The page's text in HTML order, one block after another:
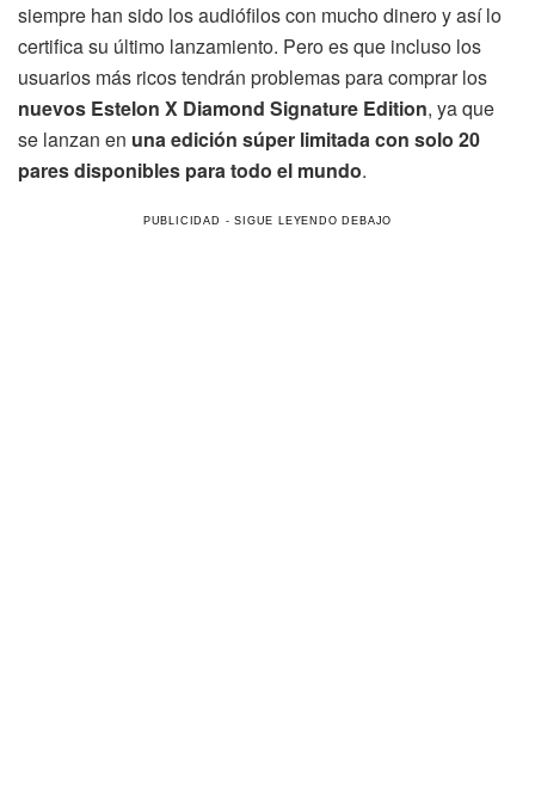
siempre han sido los audiófilos con mucho dinero y así lo
certifica su último lanzamiento. Pero es que incluso los
usuarios más ricos tendrán problemas para comprar los
nuevos Estelon X Diamond Signature Edition, ya que
se lanzan en una edición súper limitada con solo 20
pares disponibles para todo el mundo.